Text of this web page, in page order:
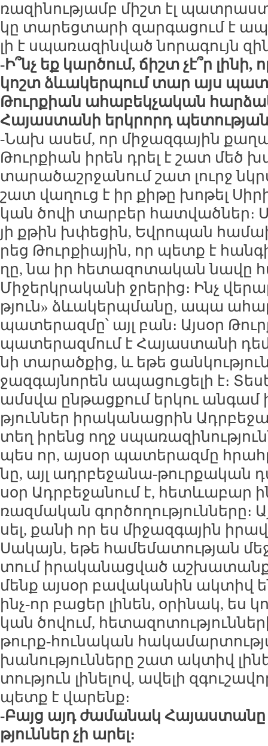
ռա­զի­նու­թյամբ միշտ էլ
կը տա­րեց­տա­րի զար­գա­ցում է
լի է սպա­ռա­զին­ված նո­րա­գույն
-Ի՞նչ եք կար­ծում, ճիշտ չէ՞ր
կոշտ ձևա­կեր­պում տար այս
Թուր­քիան ա­հա­բեկ­չա­կան
Հա­յաս­տա­նի երկ­րորդ
-Նախ ա­սեմ, որ մի­ջազ­գա­յին
Թուր­քիան ի­րեն դրել է շատ մեծ
տա­րա­ծաշր­ջա­նում շատ լուրջ
շատ վա­ղուց է իր քի­թը խո­թել
կան ծո­վի տար­բեր հատ­ված­ներ։
յի քթին խփե­ցին, Եվ­րո­պան
րեց Թուր­քիա­յին, որ պետք է
ղը, նա իր հե­տա­զո­տա­կան նա­վը
Մի­ջերկ­րա­կա­նի ջրե­րից։ Ինչ
թյուն» ձևա­կերպ­մա­նը, ա­պա
պա­տե­րազ­մը՝ այլ բան։ Այ­սօր
պա­տե­րազ­մում է Հա­յաս­տա­նի
նի տա­րած­քից, և ե­թե
ջազ­գայ­նո­րեն ա­պա­ցու­ցե­լի է։
ամս­վա ըն­թաց­քում եր­կու
թյուն­ներ ի­րա­կա­նաց­րին
տեղ ի­րենց ողջ
պես որ, այ­սօր պա­տե­րազ­մը
նը, այլ ադր­բե­ջա­նա-թուր­քա­կան
սօր Ադր­բե­ջա­նում է, հետևա­բար
ռազ­մա­կան գոր­ծո­ղու­թյուն­նե­րը։
սել, քա­նի որ ես մի­ջազ­գա­յին
Սա­կայն, ե­թե հա­մե­մա­տու­թյան
տում ի­րա­կա­նաց­ված
մենք այ­սօր բա­վա­կա­նին ակ­տիվ
ինչ-որ բա­ցեր լի­նեն, օ­րի­նակ, ես
կան ծո­վում,
թուրք-հու­նա­կան
խա­նու­թյուն­նե­րը շատ ակ­տիվ
տու­թյուն լի­նե­լով, ա­վե­լի
պետք է վա­րենք։
-Բայց այդ ժա­մա­նակ
թյուն­ներ չի ա­րել։